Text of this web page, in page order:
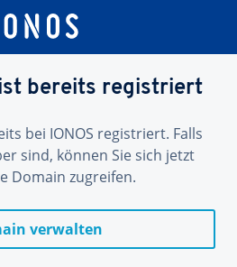
bereits registriert
bei IONOS registriert. Falls
sind, können Sie sich jetzt
Domain zugreifen.
verwalten